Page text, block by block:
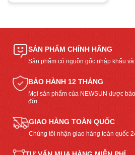
SẢN PHẨM CHÍNH HÃNG
Sản phẩm có nguồn gốc nhập khẩu
BẢO HÀNH 12 THÁNG
Mọi sản phẩm của NEWSUN được
đời
GIAO HÀNG TOÀN QUỐC
Chúng tôi nhận giao hàng toàn quốc